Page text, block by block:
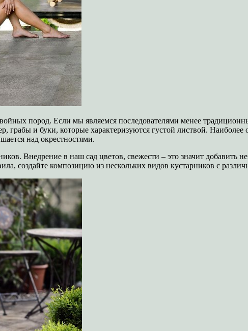
пород. Если мы являемся последователями менее
грабы и буки, которые характеризуются густой листвой. Наиболее
над окрестностями.
Внедрение в наш сад цветов, свежести – это значит добавить
создайте композицию из нескольких видов кустарников с